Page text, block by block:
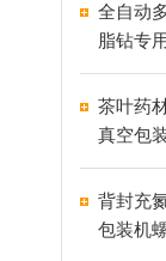
全自动
脂钻专
茶叶药
真空包
背封充
包装机